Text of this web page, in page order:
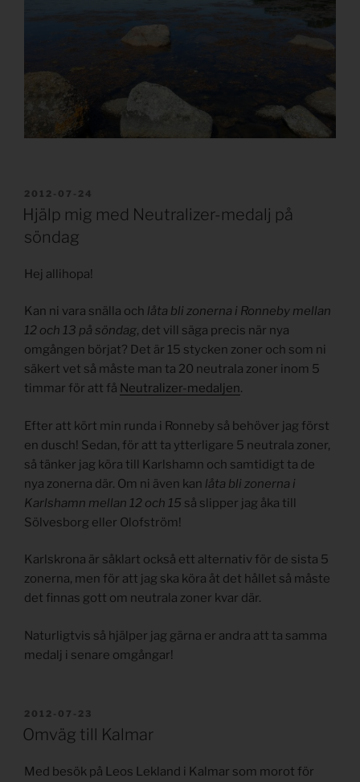
PUBLICERAT
2012-07-24
Hjälp mig med Neutralizer-medalj på
söndag
Hej allihopa!
Kan ni vara snälla och låta bli zonerna i Ronneby mellan
12 och 13 på söndag, det vill säga precis när nya
omgången börjat? Det är 15 stycken zoner och som ni
säkert vet så måste man ta 20 neutrala zoner inom 5
timmar för att få Neutralizer-medaljen.
Efter att kört min runda i Ronneby så behöver jag först
en dusch! Sedan, för att ta ytterligare 5 neutrala zoner,
så tänker jag köra till Karlshamn och samtidigt ta de
nya zonerna där. Om ni även kan låta bli zonerna i
Karlshamn mellan 12 och 15 så slipper jag åka till
Sölvesborg eller Olofström!
Karlskrona är såklart också ett alternativ för de sista 5
zonerna, men för att jag ska köra åt det hållet så måste
det finnas gott om neutrala zoner kvar där.
Naturligtvis så hjälper jag gärna er andra att ta samma
medalj i senare omgångar!
PUBLICERAT
2012-07-23
Omväg till Kalmar
Med besök på Leos Lekland i Kalmar som morot för